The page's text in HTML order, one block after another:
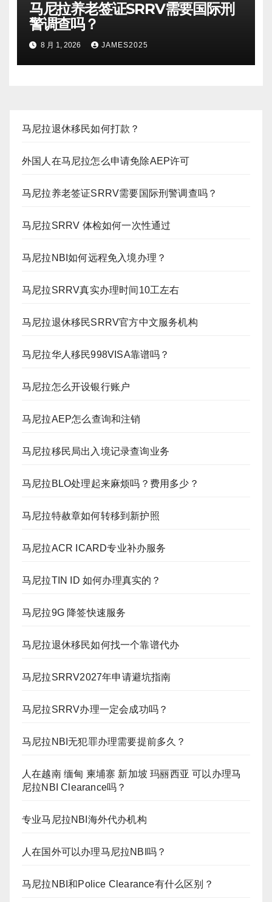
马尼拉养老签证SRRV需要国际刑
警调查吗？
8 月 1, 2026 JAMES2025
马尼拉退休移民如何打款？
外国人在马尼拉怎么申请免除AEP许可
马尼拉养老签证SRRV需要国际刑警调查吗？
马尼拉SRRV 体检如何一次性通过
马尼拉NBI如何远程免入境办理？
马尼拉SRRV真实办理时间10工左右
马尼拉退休移民SRRV官方中文服务机构
马尼拉华人移民998VISA靠谱吗？
马尼拉怎么开设银行账户
马尼拉AEP怎么查询和注销
马尼拉移民局出入境记录查询业务
马尼拉BLO处理起来麻烦吗？费用多少？
马尼拉特赦章如何转移到新护照
马尼拉ACR ICARD专业补办服务
马尼拉TIN ID 如何办理真实的？
马尼拉9G 降签快速服务
马尼拉退休移民如何找一个靠谱代办
马尼拉SRRV2027年申请避坑指南
马尼拉SRRV办理一定会成功吗？
马尼拉NBI无犯罪办理需要提前多久？
人在越南 缅甸 柬埔寨 新加坡 玛丽西亚 可以办理马
尼拉NBI Clearance吗？
专业马尼拉NBI海外代办机构
人在国外可以办理马尼拉NBI吗？
马尼拉NBI和Police Clearance有什么区别？